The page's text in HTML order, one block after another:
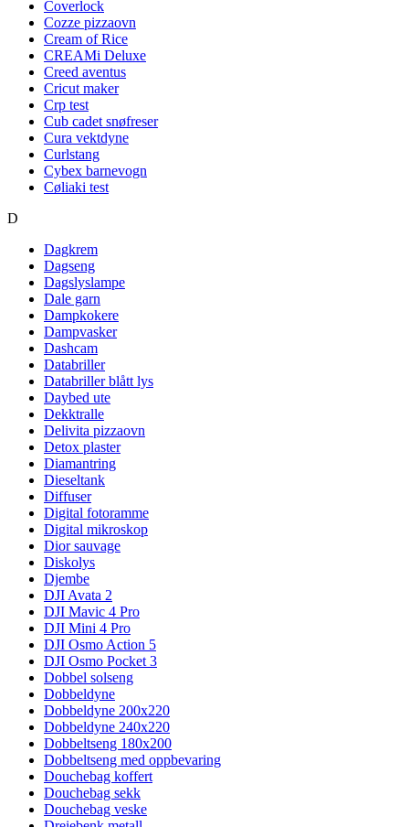
Coverlock
Cozze pizzaovn
Cream of Rice
CREAMi Deluxe
Creed aventus
Cricut maker
Crp test
Cub cadet snøfreser
Cura vektdyne
Curlstang
Cybex barnevogn
Cøliaki test
D
Dagkrem
Dagseng
Dagslyslampe
Dale garn
Dampkokere
Dampvasker
Dashcam
Databriller
Databriller blått lys
Daybed ute
Dekktralle
Delivita pizzaovn
Detox plaster
Diamantring
Dieseltank
Diffuser
Digital fotoramme
Digital mikroskop
Dior sauvage
Diskolys
Djembe
DJI Avata 2
DJI Mavic 4 Pro
DJI Mini 4 Pro
DJI Osmo Action 5
DJI Osmo Pocket 3
Dobbel solseng
Dobbeldyne
Dobbeldyne 200x220
Dobbeldyne 240x220
Dobbeltseng 180x200
Dobbeltseng med oppbevaring
Douchebag koffert
Douchebag sekk
Douchebag veske